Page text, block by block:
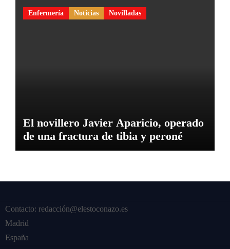
Enfermería Noticias Novilladas
El novillero Javier Aparicio, operado
de una fractura de tibia y peroné
Contacto: redacción@elestoconazo.es
Madrid
España